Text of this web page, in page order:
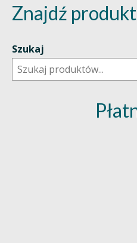
Znajdź produkt
Szukaj